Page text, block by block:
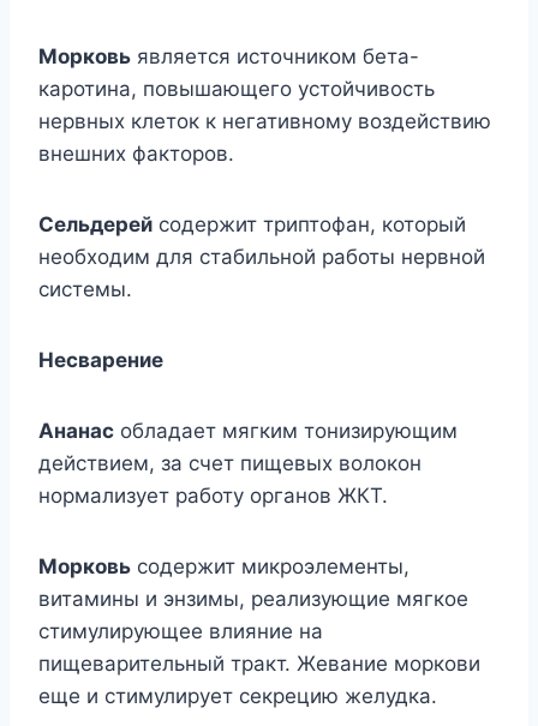
Морковь является источником бета-
каротина, повышающего устойчивость
нервных клеток к негативному воздействию
внешних факторов.
Сельдерей содержит триптофан, который
необходим для стабильной работы нервной
системы.
Несварение
Ананас обладает мягким тонизирующим
действием, за счет пищевых волокон
нормализует работу органов ЖКТ.
Морковь содержит микроэлементы,
витамины и энзимы, реализующие мягкое
стимулирующее влияние на
пищеварительный тракт. Жевание моркови
еще и стимулирует секрецию желудка.